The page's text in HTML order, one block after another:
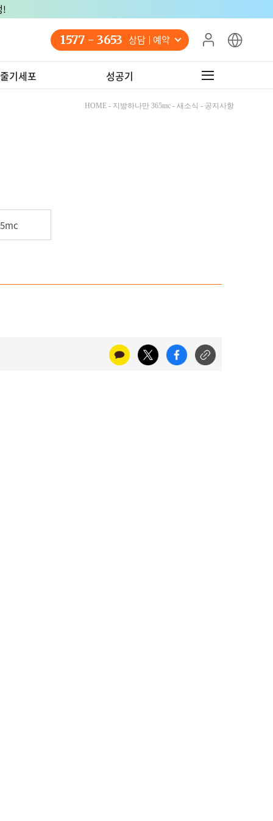
!
1577 - 3653 상담 예약
기세포 성공기
HOME - 지방하나만 365mc - 새소식 - 공지사항